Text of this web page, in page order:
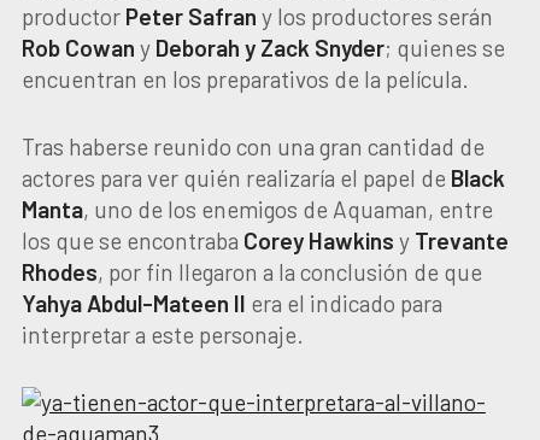
productor Peter Safran y los productores serán
Rob Cowan y Deborah y Zack Snyder; quienes se
encuentran en los preparativos de la película.
Tras haberse reunido con una gran cantidad de
actores para ver quién realizaría el papel de Black
Manta, uno de los enemigos de Aquaman, entre
los que se encontraba Corey Hawkins y Trevante
Rhodes, por fin llegaron a la conclusión de que
Yahya Abdul-Mateen II era el indicado para
interpretar a este personaje.